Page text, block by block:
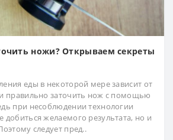
ножи? Открываем секреты
еды в некоторой мере зависит от
правильно заточить нож с помощью
при несоблюдении технологии
желаемого результата, но и
следует пред..